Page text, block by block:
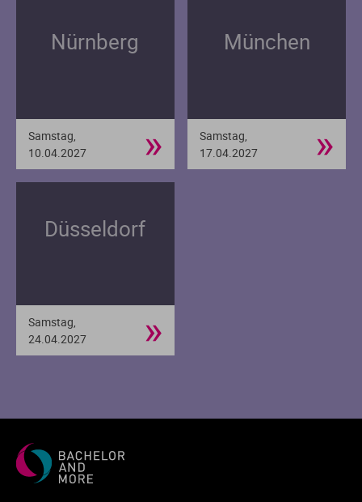
Nürnberg
Samstag,
10.04.2027
»
München
Samstag,
17.04.2027
»
Düsseldorf
Samstag,
24.04.2027
»